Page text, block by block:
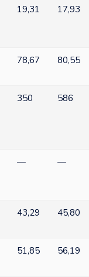
19,31 17,93
78,67 80,55
350 586
— —
43,29 45,80
51,85 56,19